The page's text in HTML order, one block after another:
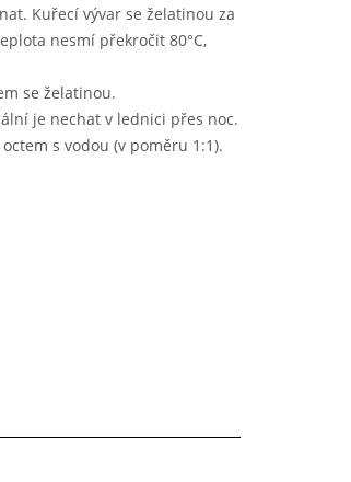
Kuřecí vývar se želatinou za
nesmí překročit 80°C,
se želatinou.
je nechat v lednici přes noc.
s vodou (v poměru 1:1).